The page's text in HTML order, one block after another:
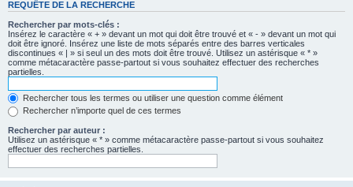
REQUÊTE DE LA RECHERCHE
Rechercher par mots-clés :
Insérez le caractère « + » devant un mot qui doit être trouvé et « - » devant un mot qui
doit être ignoré. Insérez une liste de mots séparés entre des barres verticales
discontinues « | » si seul un des mots doit être trouvé. Utilisez un astérisque « * »
comme métacaractère passe-partout si vous souhaitez effectuer des recherches
partielles.
Rechercher tous les termes ou utiliser une question comme élément
Rechercher n’importe quel de ces termes
Rechercher par auteur :
Utilisez un astérisque « * » comme métacaractère passe-partout si vous souhaitez
effectuer des recherches partielles.